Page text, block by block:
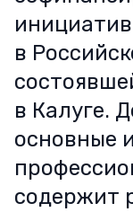
в
в Калуге.
основные
содержит